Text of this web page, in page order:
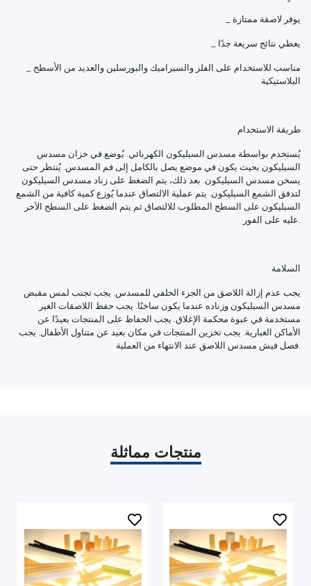
_ يوفر لاصقة ممتازة
_ يعطي نتائج سريعة جدًا
البلاستيكية
طريقة الاستخدام
يُستخدم بواسطة مسدس السيليكون الكهربائي. يُوضع في خزان مسدس
السيليكون بحيث يكون في موضع يصل بالكامل إلى فم المسدس. يُنتظر حتى
يسخن مسدس السيليكون. بعد ذلك، يتم الضغط على زناد مسدس السيليكون
لتدفق الشمع السيليكون. يتم عملية الالتصاق عندما يُوزع كمية كافية من الشمع
السيليكون على السطح المطلوب للالتصاق ثم يتم الضغط على السطح الآخر
عليه على الفور.
السلامة
يجب عدم إزالة اللاصق من الجزء الخلفي للمسدس. يجب تجنب لمس مقبض
مسدس السيليكون وزناده عندما يكون ساخنًا. يجب حفظ اللاصقات الغير
مستخدمة في عبوة محكمة الإغلاق. يجب الحفاظ على المنتجات بعيدًا عن
الأماكن الغبارية. يجب تخزين المنتجات في مكان بعيد عن متناول الأطفال. يجب
فصل فيش مسدس اللاصق عند الانتهاء من العملية.
منتجات مماثلة